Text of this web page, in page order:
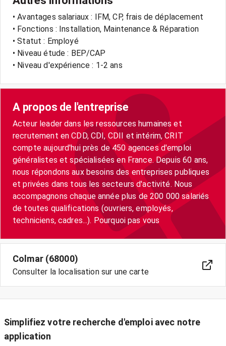
• Avantages salariaux : IFM, CP, frais de déplacement
• Fonctions : Installation, Maintenance & Réparation
• Statut : Employé
• Niveau étude : BEP/CAP
• Niveau d'expérience : 1-2 ans
A propos de l'entreprise
Acteur leader dans les ressources humaines et
recrutement en CDD, CDI, CDII et intérim, CRIT
compte aujourd'hui près de 450 agences d'emploi
généralistes et spécialisées en France. Depuis 60 ans,
nous répondons aux besoins des entreprises publiques
et privées dans tous les secteurs d'activité. Nous
accompagnons chaque année plus de 200 000 salariés
de toutes qualifications (ouvriers, employés,
techniciens, cadres...). Pourquoi pas vous
Colmar (68000)
Consulter la localisation sur une carte
Simplifiez votre recherche d'emploi avec notre
application